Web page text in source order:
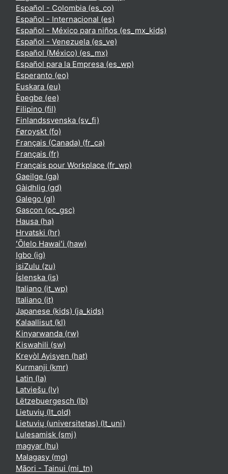
Español - Colombia ‎(es_co)‎
Español - Internacional ‎(es)‎
Español - México para niños ‎(es_mx_kids)‎
Español - Venezuela ‎(es_ve)‎
Español (México) ‎(es_mx)‎
Español para la Empresa ‎(es_wp)‎
Esperanto ‎(eo)‎
Euskara ‎(eu)‎
Èʋegbe ‎(ee)‎
Filipino ‎(fil)‎
Finlandssvenska ‎(sv_fi)‎
Føroyskt ‎(fo)‎
Français (Canada) ‎(fr_ca)‎
Français ‎(fr)‎
Français pour Workplace ‎(fr_wp)‎
Gaeilge ‎(ga)‎
Gàidhlig ‎(gd)‎
Galego ‎(gl)‎
Gascon ‎(oc_gsc)‎
Hausa ‎(ha)‎
Hrvatski ‎(hr)‎
ʻŌlelo Hawaiʻi ‎(haw)‎
Igbo ‎(ig)‎
isiZulu ‎(zu)‎
Íslenska ‎(is)‎
Italiano ‎(it_wp)‎
Italiano ‎(it)‎
Japanese (kids) ‎(ja_kids)‎
Kalaallisut ‎(kl)‎
Kinyarwanda ‎(rw)‎
Kiswahili ‎(sw)‎
Kreyòl Ayisyen ‎(hat)‎
Kurmanji ‎(kmr)‎
Latin ‎(la)‎
Latviešu ‎(lv)‎
Lëtzebuergesch ‎(lb)‎
Lietuvių ‎(lt_old)‎
Lietuvių (universitetas) ‎(lt_uni)‎
Lulesamisk ‎(smj)‎
magyar ‎(hu)‎
Malagasy ‎(mg)‎
Māori - Tainui ‎(mi_tn)‎